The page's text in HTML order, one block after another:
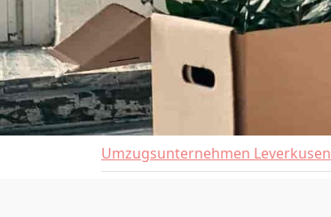
Umzugsunternehmen Leverkusen